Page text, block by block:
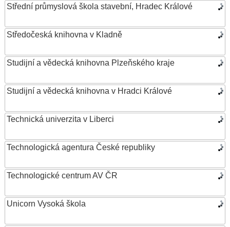
Střední průmyslová škola stavební, Hradec Králové
Středočeská knihovna v Kladně
Studijní a vědecká knihovna Plzeňského kraje
Studijní a vědecká knihovna v Hradci Králové
Technická univerzita v Liberci
Technologická agentura České republiky
Technologické centrum AV ČR
Unicorn Vysoká škola